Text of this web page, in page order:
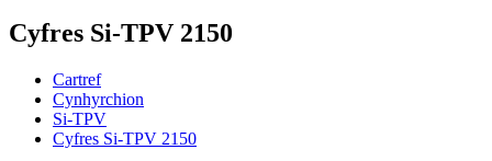
Cyfres Si-TPV 2150
Cartref
Cynhyrchion
Si-TPV
Cyfres Si-TPV 2150